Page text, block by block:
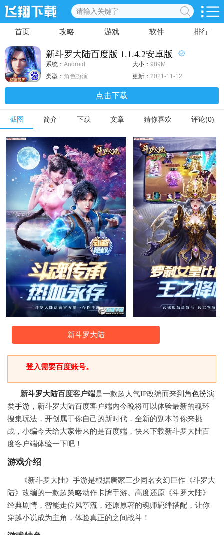
首页 攻略 游戏 软件 排行
新斗罗大陆百度版 1.1.4.2安卓版
系统： Android 大小： 989M
类型： 角色扮演 更新： 2021-11-12
点击下载
截图 简介 下载 文章 猜你喜欢 评论(0)
新斗罗大陆
登入需要百度账号。
新斗罗大陆百度客户端是一款超人气IP改编而来到 角色扮演
类手游 ，新斗罗大陆百度客户端内今晚将可以体验最新的魂环
搜集玩法，开创属于你自己的新时代，全新的副本等你来挑
战，小编今天给大家带来的是百度端，快来下载新斗罗大陆百
度客户端体验一下吧！
游戏介绍
《新斗罗大陆》手游是根据唐家三少同名玄幻巨作《斗罗大
陆》改编的一款超策略动作卡牌手游。高度还原《斗罗大陆》
经典剧情 ，智能走位风筝流，还原原著的魂师羁绊搭配，让你
穿越小说成为主角，体验真正的之间战斗！